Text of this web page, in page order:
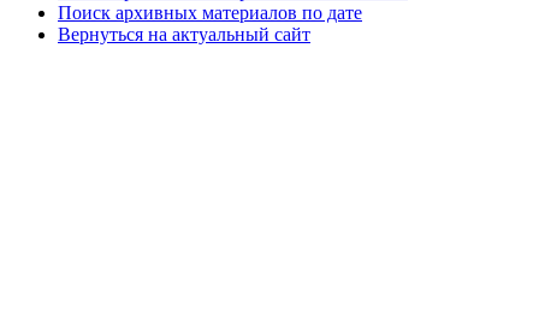
Поиск архивных материалов по дате
Вернуться на актуальный сайт